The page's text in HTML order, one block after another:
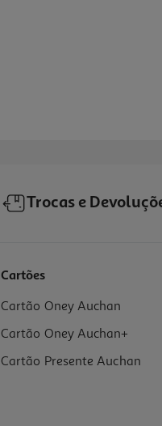
Trocas e
Cartões
Cartão Oney Auchan
Cartão Oney Auchan+
Cartão Presente Auchan